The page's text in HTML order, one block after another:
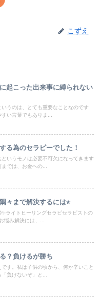
こずえ
起こった出来事に縛られない
うのは、とても重要なことなのです
い言葉でもありま...
る為のセラピーでした！
いうモノは必要不可欠になってきます
では、お金への...
々まで解決するには⭐︎
ライトヒーリングセラピセラピストの
悩み解決には、...
？負けるが勝ち
す。私は子供の頃から、何か辛いこと
負けないぞ」と...